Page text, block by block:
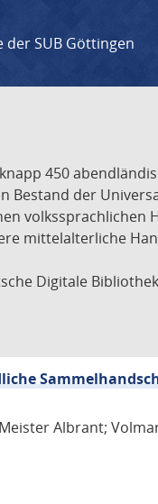
der SUB Göttingen
450
der
volkssprachlichen
mittelalterliche
Digitale
Albrant;